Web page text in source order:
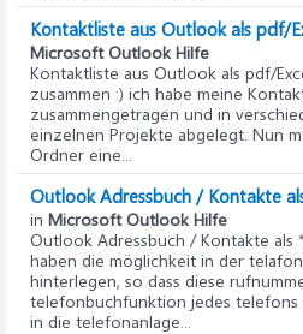
Kontaktliste aus Outlook als pdf/
Microsoft Outlook Hilfe
Kontaktliste aus Outlook als pdf/
zusammen :) ich habe meine
zusammengetragen und in
einzelnen Projekte abgelegt. Nun
Ordner eine...
Outlook Adressbuch / Kontakte
in Microsoft Outlook Hilfe
Outlook Adressbuch / Kontakte als
haben die möglichkeit in der
hinterlegen, so dass diese
telefonbuchfunktion jedes telefons
in die telefonanlage...